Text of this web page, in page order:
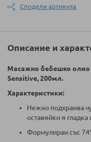
Сподели артикула
Описание и
Масажно бебешко олио
Sensitive, 200мл.
Характеристики:
Нежно подхранва
оставяйки я
Формулиран със